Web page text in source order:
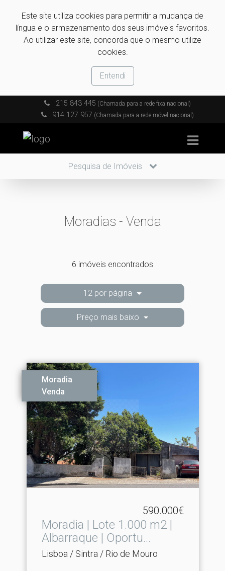
Este site utiliza cookies para permitir a mudança de
língua e o armazenamento dos seus imóveis favoritos.
Ao utilizar este site, concorda que o mesmo utilize
cookies.
Entendi
215 843 445 (Chamada para a rede fixa nacional)
914 127 957 (Chamada para a rede móvel nacional)
Pesquisa de Imóveis
Moradias - Venda
6 imóveis encontrados
12 por página
Preço mais baixo
Moradia
Venda
590.000€
Moradia | Lote 1.​000 m2 |
Albarraque | Oportu...
Lisboa / Sintra / Rio de Mouro